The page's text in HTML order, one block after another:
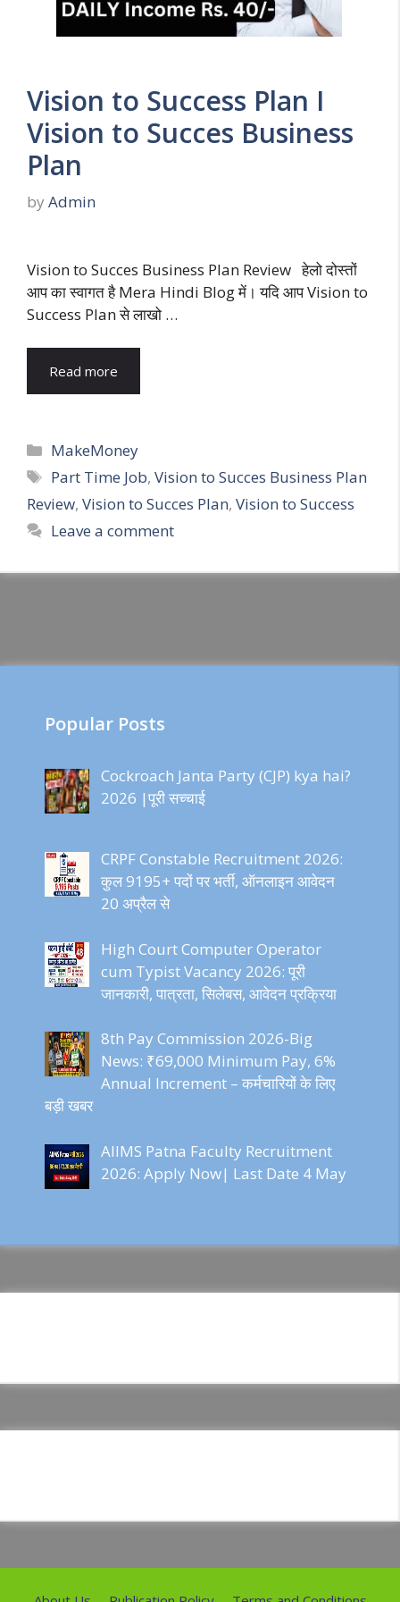
Vision to Success Plan I
Vision to Succes Business
Plan
by Admin
Vision to Succes Business Plan Review हेलो दोस्तों
आप का स्वागत है Mera Hindi Blog में। यदि आप Vision to
Success Plan से लाखो …
Read more
Categories
MakeMoney
Tags
Part Time Job,Vision to Succes Business Plan
Review, Vision to Succes Plan, Vision to Success
Leave a comment
Popular Posts
Cockroach Janta Party (CJP) kya hai?
2026 |पूरी सच्चाई
CRPF Constable Recruitment 2026:
कुल 9195+ पदों पर भर्ती, ऑनलाइन आवेदन
20 अप्रैल से
High Court Computer Operator
cum Typist Vacancy 2026: पूरी
जानकारी, पात्रता, सिलेबस, आवेदन प्रक्रिया
8th Pay Commission 2026-Big
News: ₹69,000 Minimum Pay, 6%
Annual Increment – कर्मचारियों के लिए
बड़ी खबर
AIIMS Patna Faculty Recruitment
2026: Apply Now| Last Date 4 May